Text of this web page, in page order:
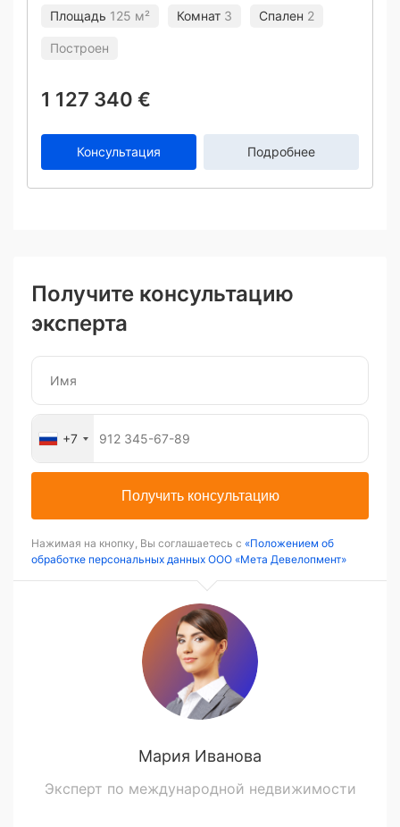
Площадь 125 м² Комнат 3 Спален 2
Построен
1 127 340 €
Консультация Подробнее
Получите консультацию
эксперта
+7
Получить консультацию
Нажимая на кнопку, Вы соглашаетесь с «Положением об
обработке персональных данных ООО «Мета Девелопмент»
Мария Иванова
Эксперт по международной недвижимости